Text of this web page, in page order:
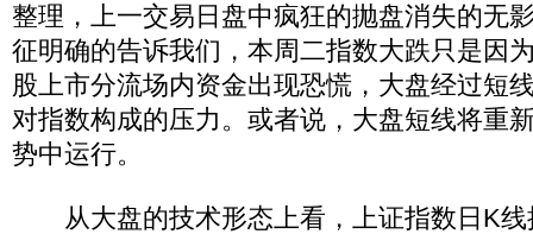
整理，上一交易日盘中疯狂的抛盘消失的无
征明确的告诉我们，本周二指数大跌只是因
股上市分流场内资金出现恐慌，大盘经过短
对指数构成的压力。或者说，大盘短线将重
势中运行。
从大盘的技术形态上看，上证指数日K线